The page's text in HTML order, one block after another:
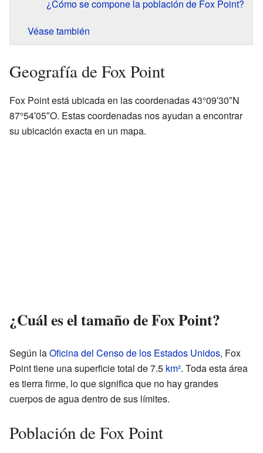
¿Cómo se compone la población de Fox Point?
Véase también
Geografía de Fox Point
Fox Point está ubicada en las coordenadas 43°09′30″N
87°54′05″O. Estas coordenadas nos ayudan a encontrar
su ubicación exacta en un mapa.
¿Cuál es el tamaño de Fox Point?
Según laOficina del Censo de los Estados Unidos, Fox
Point tiene una superficie total de 7.5 km². Toda esta área
es tierra firme, lo que significa que no hay grandes
cuerpos de agua dentro de sus límites.
Población de Fox Point